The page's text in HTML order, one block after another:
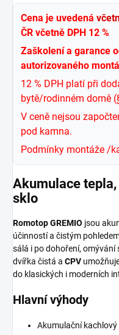
Cena je uvedená
ČR včetně DPH 12 %
Zaškolení a garance
autorizovaného
12 % DPH platí při
bytě/rodinném domě
V ceně nejsou
pod kamna.
Podmínky montáže /
Akumulace
sklo
Romotop GREMIO jsou
účinností a čistým
sálá i po dohoření,
dvířka čistá a CPV
do klasických i moderních
Hlavní výhody
Akumulační